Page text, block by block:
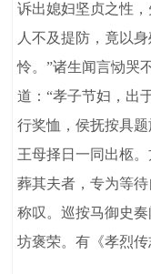
诉出媳妇坚贞之性
人不及提防，竟以
怜。”诸生闻言恸哭
道：“孝子节妇，出
行奖恤，侯抚按具
王母择日一同出柩
葬其夫者，专为等
称叹。巡按马御史
坊褒荣。有《孝烈传